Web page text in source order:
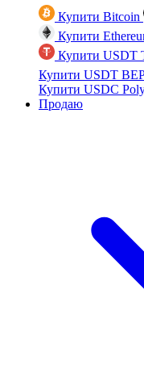
Купити Bitcoin
Купити
Купити USDT
Купити USDT
Купити USDC
Продаю